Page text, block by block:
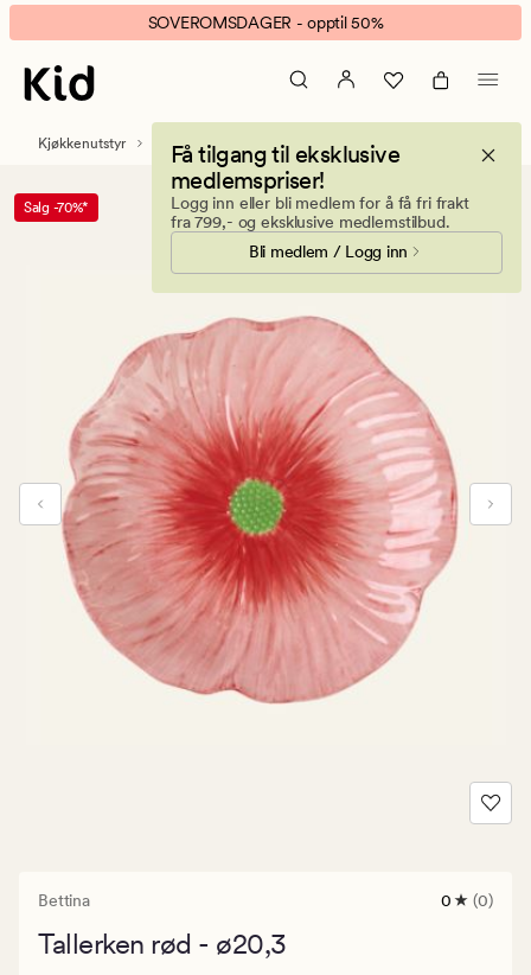
Bettina
tallerken
rød
banner.
Klikk
ESCAPE
pause.
SOVEROMSDAGER - opptil 50%
Få tilgang til eksklusive
medlemspriser!
Logg inn eller bli medlem for å få fri frakt
fra 799,- og eksklusive medlemstilbud.
Bli medlem / Logg inn
Kjøkkenutstyr Servise Tallerkener og skåler
Salg -70%*
Bettina
0
0 (0)
Tallerken rød - ø20,3